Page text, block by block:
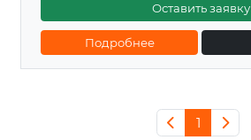
Оставить заявку
Подробнее
1